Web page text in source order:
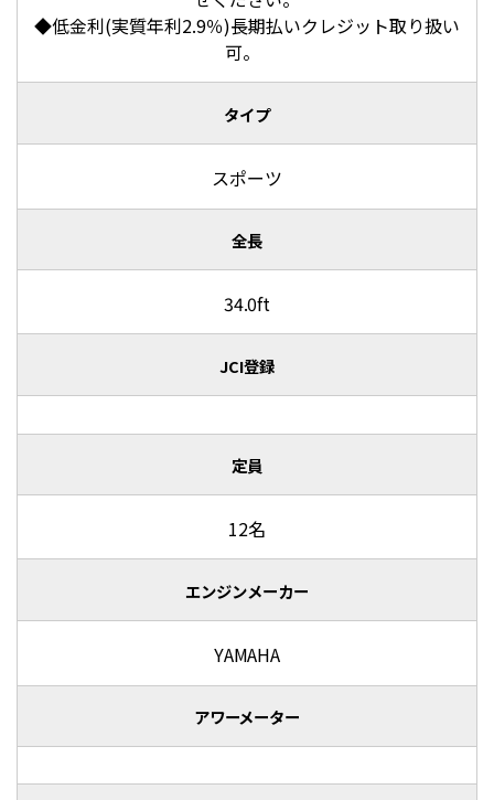
◆低金利(実質年利2.9％)長期払いクレジット取り扱い
可。
タイプ
スポーツ
全長
34.0ft
JCI登録
定員
12名
エンジンメーカー
YAMAHA
アワーメーター